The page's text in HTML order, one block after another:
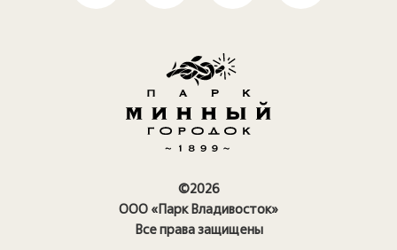
©2026
ООО «Парк Владивосток»
Все права защищены